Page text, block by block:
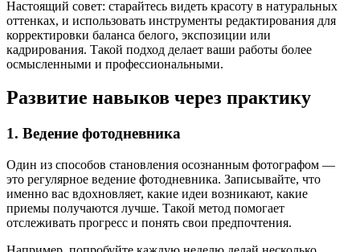
Настоящий совет: старайтесь видеть красоту в натуральных
оттенках, и использовать инструменты редактирования для
корректировки баланса белого, экспозиции или
кадрирования. Такой подход делает ваши работы более
осмысленными и профессиональными.
Развитие навыков через практику
1. Ведение фотодневника
Один из способов становления осознанным фотографом —
это регулярное ведение фотодневника. Записывайте, что
именно вас вдохновляет, какие идеи возникают, какие
приемы получаются лучше. Такой метод помогает
отслеживать прогресс и понять свои предпочтения.